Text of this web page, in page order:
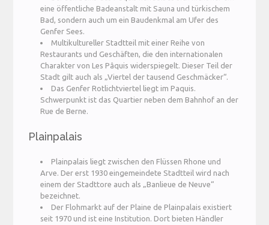
eine öffentliche Badeanstalt mit Sauna und türkischem
Bad, sondern auch um ein Baudenkmal am Ufer des
Genfer Sees.
Multikultureller Stadtteil mit einer Reihe von
Restaurants und Geschäften, die den internationalen
Charakter von Les Pâquis widerspiegelt. Dieser Teil der
Stadt gilt auch als „Viertel der tausend Geschmäcker“.
Das Genfer Rotlichtviertel liegt im Paquis.
Schwerpunkt ist das Quartier neben dem Bahnhof an der
Rue de Berne.
Plainpalais
Plainpalais liegt zwischen den Flüssen Rhone und
Arve. Der erst 1930 eingemeindete Stadtteil wird nach
einem der Stadttore auch als „Banlieue de Neuve“
bezeichnet.
Der Flohmarkt auf der Plaine de Plainpalais existiert
seit 1970 und ist eine Institution. Dort bieten Händler